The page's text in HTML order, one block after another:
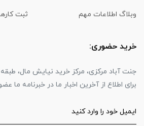
وبلاگ اطلاعات مهم ثبت
خرید حضوری:
جنت آباد مرکزی، مرکز خرید نیایش مال، طبقه
برای اطلاع از آخرین اخبار ما در خبرنامه ما